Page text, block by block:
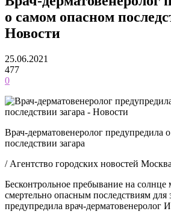
о самом опасном
Новости
25.06.2021
477
0
Врач-дерматовенеролог предупредила
последствии загара
/ Агентство городских новостей Москва
Бесконтрольное пребывание на солнце
смертельно опасным последствиям для
предупредила врач-дерматовенеролог